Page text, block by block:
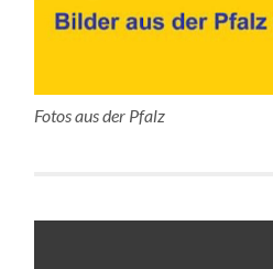
Fotos aus der Pfalz